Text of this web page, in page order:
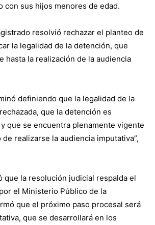
con sus hijos menores de edad.
resolvió rechazar el planteo de
la legalidad de la detención, que
hasta la realización de la audiencia
definiendo que la legalidad de la
que la detención es
que se encuentra plenamente vigente
realizarse la audiencia imputativa”,
que la resolución judicial respalda el
el Ministerio Público de la
que el próximo paso procesal será
que se desarrollará en los